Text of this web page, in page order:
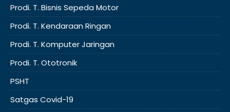
Prodi. T. Bisnis Sepeda Motor
Prodi. T. Kendaraan Ringan
Prodi. T. Komputer Jaringan
Prodi. T. Ototronik
PSHT
Satgas Covid-19